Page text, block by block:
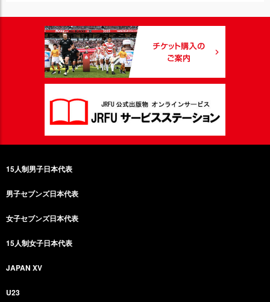
15人制男子日本代表
男子セブンズ日本代表
女子セブンズ日本代表
15人制女子日本代表
JAPAN XV
U23